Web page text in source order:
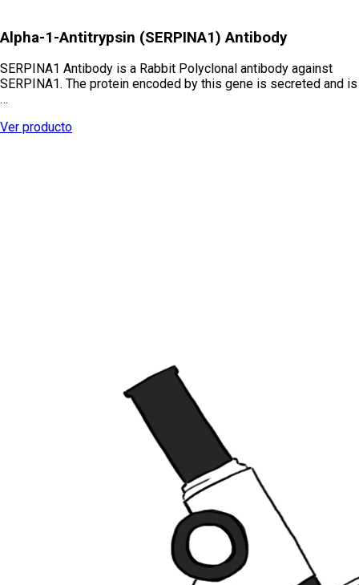
Alpha-1-Antitrypsin (SERPINA1) Antibody
SERPINA1 Antibody is a Rabbit Polyclonal antibody against
SERPINA1. The protein encoded by this gene is secreted and is
…
Ver producto